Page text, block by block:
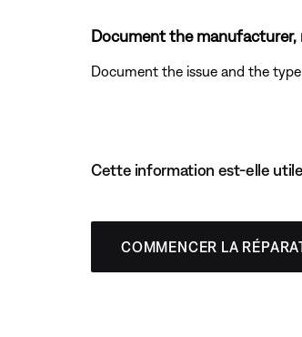
Document the manufacturer,
Document the issue and the
Cette information est-elle
COMMENCER LA